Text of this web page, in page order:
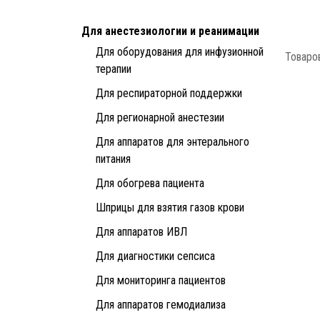
Для анестезиологии и реанимации
Для оборудования для инфузионной
терапии
Для респираторной поддержки
Для регионарной анестезии
Для аппаратов для энтерального
питания
Для обогрева пациента
Шприцы для взятия газов крови
Для аппаратов ИВЛ
Для диагностики сепсиса
Для мониторинга пациентов
Для аппаратов гемодиализа